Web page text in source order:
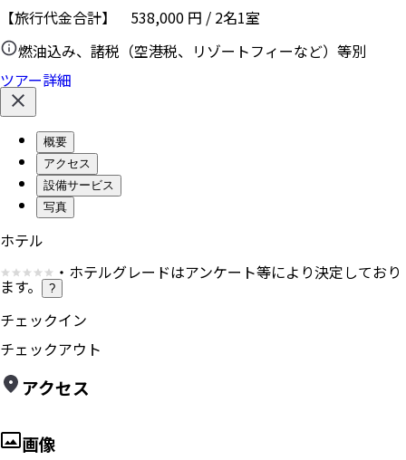
【旅行代金合計】 538,000 円 / 2名1室
燃油込み、諸税（空港税、リゾートフィーなど）等別
ツアー詳細
概要
アクセス
設備サービス
写真
ホテル
・ホテルグレードはアンケート等により決定しており
ます。 ?
チェックイン
チェックアウト
アクセス
画像